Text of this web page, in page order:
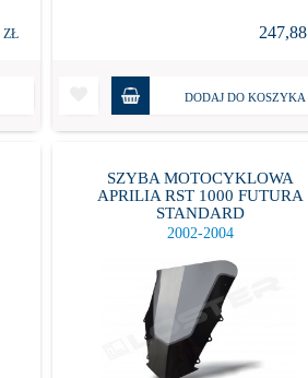
ZŁ 247,88
DODAJ DO KOSZYKA
SZYBA MOTOCYKLOWA
APRILIA RST 1000 FUTURA
STANDARD
2002-2004